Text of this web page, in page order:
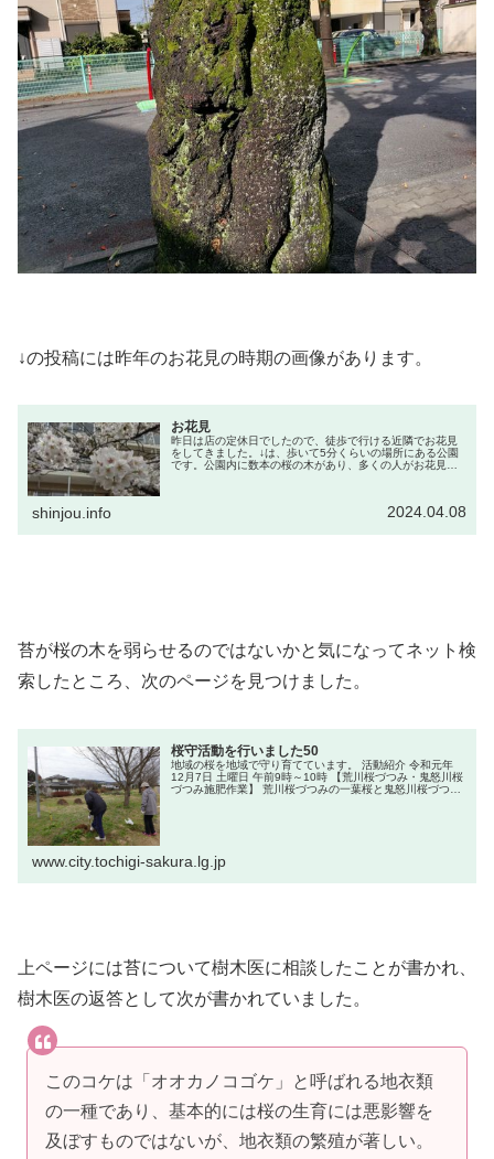
↓の投稿には昨年のお花見の時期の画像があります。
お花見
昨日は店の定休日でしたので、徒歩で行ける近隣でお花見
をしてきました。↓は、歩いて5分くらいの場所にある公園
です。公園内に数本の桜の木があり、多くの人がお花見を
shinjou.info 2024.04.08
苔が桜の木を弱らせるのではないかと気になってネット検
索したところ、次のページを見つけました。
桜守活動を行いました50
地域の桜を地域で守り育てています。 活動紹介 令和元年
12月7日 土曜日 午前9時～10時 【荒川桜づつみ・鬼怒川桜
づつみ施肥作業】 荒川桜づつみの一葉桜と鬼怒川桜づつみ
www.city.tochigi-sakura.lg.jp
上ページには苔について樹木医に相談したことが書かれ、
樹木医の返答として次が書かれていました。
このコケは「オオカノコゴケ」と呼ばれる地衣類
の一種であり、基本的には桜の生育には悪影響を
及ぼすものではないが、地衣類の繁殖が著しい。